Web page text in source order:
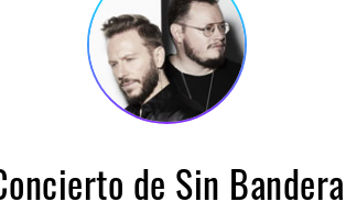
de Sin Bandera